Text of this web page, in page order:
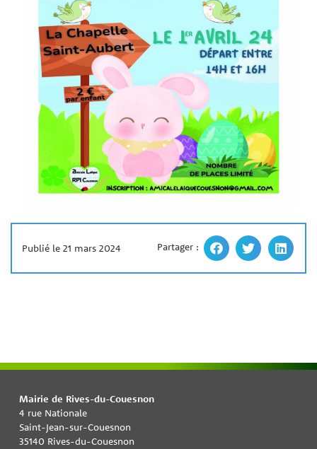
Publié le 21 mars 2024 Partager :
Mairie de Rives-du-Couesnon
4 rue Nationale
Saint-Jean-sur-Couesnon
35140 Rives-du-Couesnon